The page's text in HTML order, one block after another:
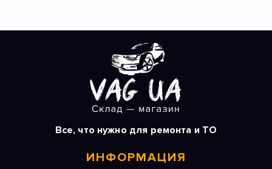
Все, что нужно для ремонта и ТО
ИНФОРМАЦИЯ